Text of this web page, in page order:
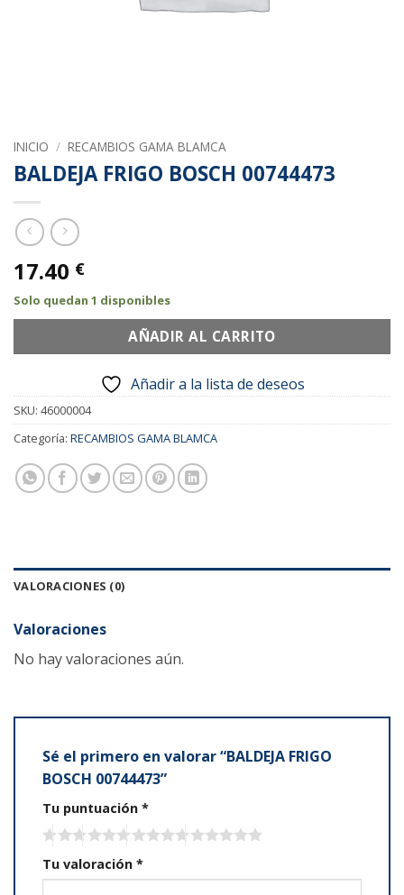
INICIO / RECAMBIOS GAMA BLAMCA
BALDEJA FRIGO BOSCH 00744473
17.40 €
Solo quedan 1 disponibles
AÑADIR AL CARRITO
Añadir a la lista de deseos
SKU: 46000004
Categoría: RECAMBIOS GAMA BLAMCA
VALORACIONES (0)
Valoraciones
No hay valoraciones aún.
Sé el primero en valorar “BALDEJA FRIGO
BOSCH 00744473”
Tu puntuación *
Tu valoración *